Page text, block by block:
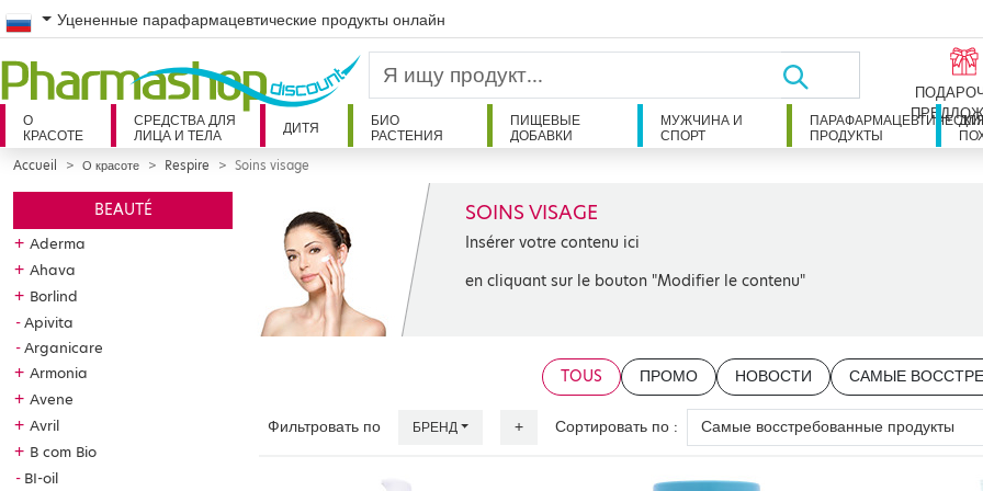
Russian
Уцененные парафармацевтические продукты онлайн
О
КРАСОТЕ
СРЕДСТВА ДЛЯ
ЛИЦА И ТЕЛА
ДИТЯ
БИО
РАСТЕНИЯ
ПИЩЕВЫЕ
ДОБАВКИ
МУЖЧИНА И
СПОРТ
ПРОДУКТЫ
Accueil О красоте Respire Soins visage
BEAUTÉ
+ Aderma
+ Ahava
+ Borlind
Apivita
Arganicare
+ Armonia
+ Avene
+ Avril
+ B com Bio
BI-oil
SOINS VISAGE
Insérer votre contenu ici
en cliquant sur le bouton "Modifier le contenu"
TOUS ПРОМО НОВОСТИ САМЫЕ
Фильтровать по БРЕНД + Сортировать по :